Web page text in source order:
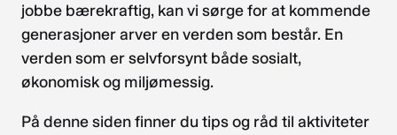
jobbe bærekraftig, kan vi sørge for at kommende
generasjoner arver en verden som består. En
verden som er selvforsynt både sosialt,
økonomisk og miljømessig.
På denne siden finner du tips og råd til aktiviteter